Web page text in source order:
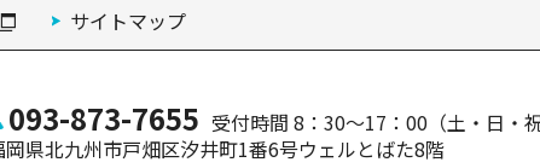
サイトマップ
093-873-7655 受付時間 8：30～17：00 （土・日・
岡県北九州市戸畑区汐井町1番6号ウェルとばた8階